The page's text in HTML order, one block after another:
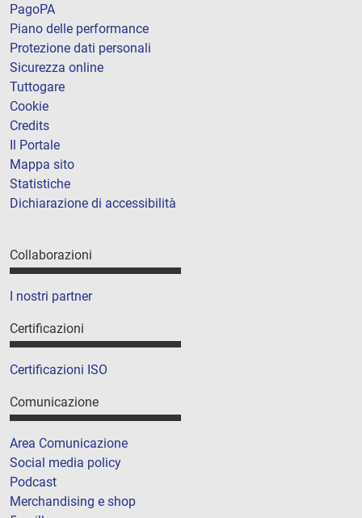
PagoPA
Piano delle performance
Protezione dati personali
Sicurezza online
Tuttogare
Cookie
Credits
Il Portale
Mappa sito
Statistiche
Dichiarazione di accessibilità
Collaborazioni
I nostri partner
Certificazioni
Certificazioni ISO
Comunicazione
Area Comunicazione
Social media policy
Podcast
Merchandising e shop